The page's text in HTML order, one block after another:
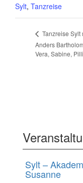
Sylt, Tanzreise
Tanzreise Sylt
Anders
Vera, Sabine,
Sylt –
Susanne